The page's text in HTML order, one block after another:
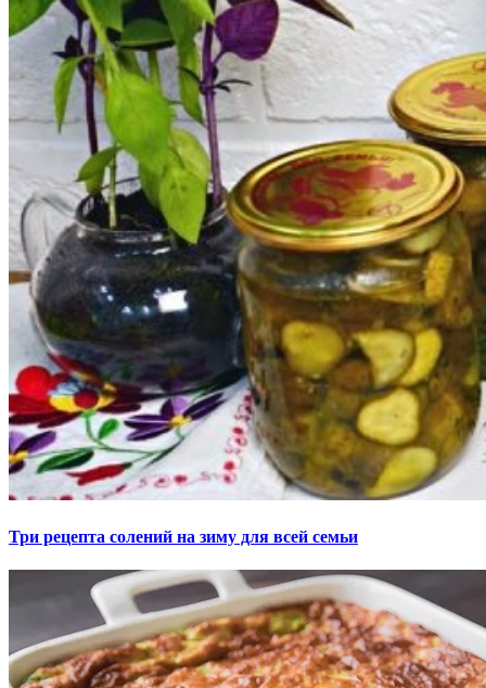
Три рецепта солений на зиму для всей семьи